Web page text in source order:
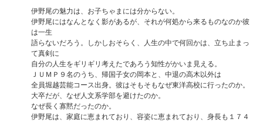
伊野尾の魅力は、お子ちゃまには分からない。
伊野尾にはなんとなく影があるが、それが何処から来るものなのか彼
は一生
語らないだろう。しかしおそらく、人生の中で何回かは、立ち止まっ
て真剣に
自分の人生をギリギリ考えたであろう知性がかいま見える。
ＪＵＭＰ９名のうち、帰国子女の岡本と、中退の高木以外は
全員堀越芸能コース出身。彼はそもそもなぜ東洋高校に行ったのか。
大卒だが、なぜ人文系学部を避けたのか。
なぜ長く寡黙だったのか。
伊野尾は、家庭に恵まれており、容姿に恵まれており、身長も１７４